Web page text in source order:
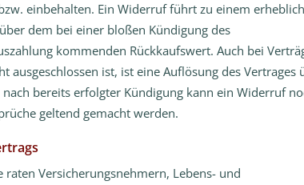
einbehalten. Ein Widerruf führt zu einem
dem bei einer bloßen Kündigung des
kommenden Rückkaufswert. Auch bei
ausgeschlossen ist, ist eine Auflösung des Vertrages
bereits erfolgter Kündigung kann ein Widerruf
geltend gemacht werden.
raten Versicherungsnehmern, Lebens- und